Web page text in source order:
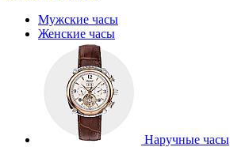
Мужские часы
Женские часы
Наручные часы